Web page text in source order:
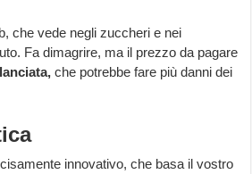
che vede negli zuccheri e nei
Fa dimagrire, ma il prezzo da pagare
che potrebbe fare più danni dei
innovativo, che basa il vostro